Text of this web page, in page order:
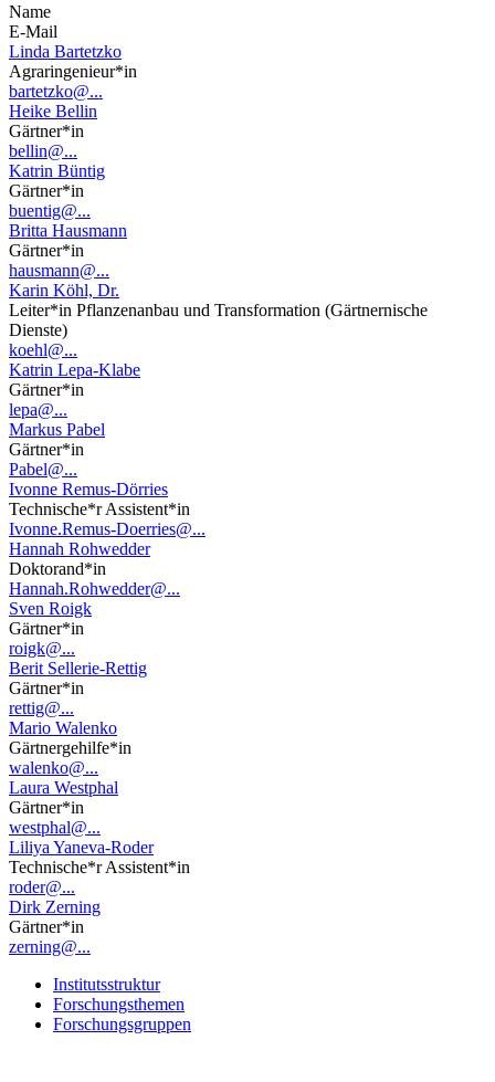
Name
E-Mail
Linda Bartetzko
Agraringenieur*in
bartetzko@...
Heike Bellin
Gärtner*in
bellin@...
Katrin Büntig
Gärtner*in
buentig@...
Britta Hausmann
Gärtner*in
hausmann@...
Karin Köhl, Dr.
Leiter*in Pflanzenanbau und Transformation (Gärtnernische
Dienste)
koehl@...
Katrin Lepa-Klabe
Gärtner*in
lepa@...
Markus Pabel
Gärtner*in
Pabel@...
Ivonne Remus-Dörries
Technische*r Assistent*in
Ivonne.Remus-Doerries@...
Hannah Rohwedder
Doktorand*in
Hannah.Rohwedder@...
Sven Roigk
Gärtner*in
roigk@...
Berit Sellerie-Rettig
Gärtner*in
rettig@...
Mario Walenko
Gärtnergehilfe*in
walenko@...
Laura Westphal
Gärtner*in
westphal@...
Liliya Yaneva-Roder
Technische*r Assistent*in
roder@...
Dirk Zerning
Gärtner*in
zerning@...
Institutsstruktur
Forschungsthemen
Forschungsgruppen